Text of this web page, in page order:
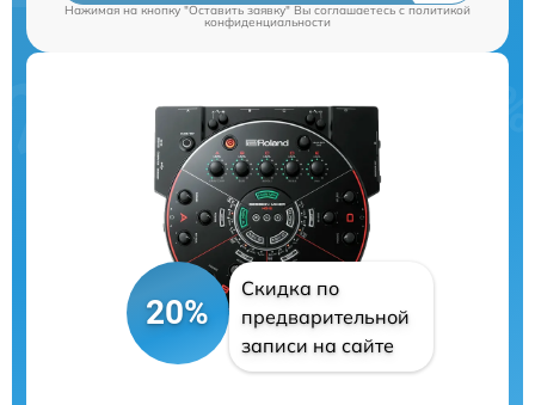
Нажимая на кнопку "Оставить заявку" Вы соглашаетесь cполитикой
конфиденциальности
20%
Скидка по
предварительной
записи на сайте